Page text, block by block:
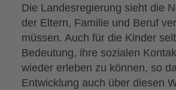
Die Landesregierung sieht die
der Eltern, Familie und Beruf
müssen. Auch für die Kinder
Bedeutung, ihre sozialen
wieder erleben zu können, so
Entwicklung auch über diesen